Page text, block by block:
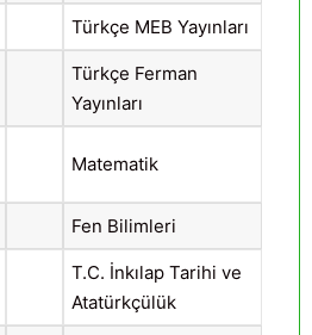
Türkçe MEB Yayınları
Türkçe Ferman
Yayınları
Matematik
Fen Bilimleri
T.C. İnkılap Tarihi ve
Atatürkçülük